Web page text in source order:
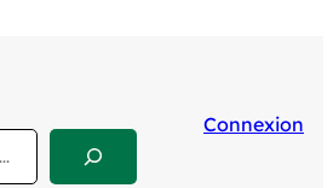
Connexion